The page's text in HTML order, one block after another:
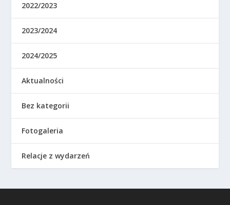
2022/2023
2023/2024
2024/2025
Aktualności
Bez kategorii
Fotogaleria
Relacje z wydarzeń